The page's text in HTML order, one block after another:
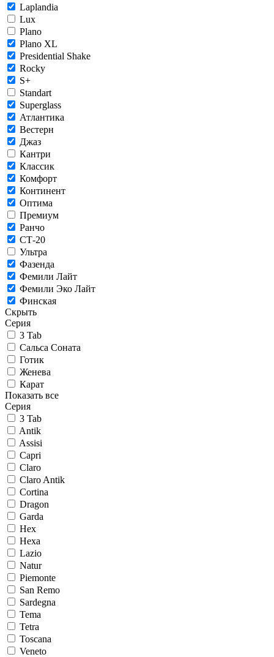
Laplandia
Lux
Plano
Plano XL
Presidential Shake
Rocky
S+
Standart
Superglass
Атлантика
Вестерн
Джаз
Кантри
Классик
Комфорт
Континент
Оптима
Премиум
Ранчо
СТ-20
Ультра
Фазенда
Фемили Лайт
Фемили Эко Лайт
Финская
Скрыть
Серия
3 Tab
Сальса Соната
Готик
Женева
Карат
Показать все
Серия
3 Tab
Antik
Assisi
Capri
Claro
Claro Antik
Cortina
Dragon
Garda
Hex
Hexa
Lazio
Natur
Piemonte
San Remo
Sardegna
Tema
Tetra
Toscana
Veneto